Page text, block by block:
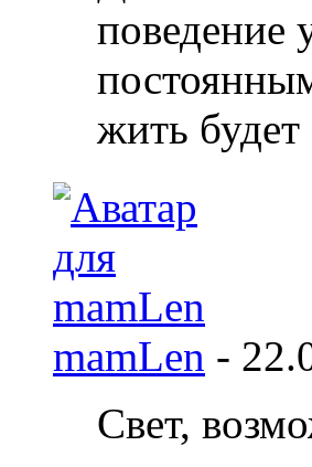
поведение
жить
mamLen -
Свет,